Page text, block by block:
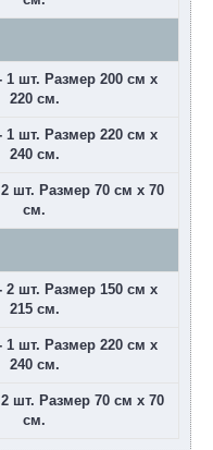
1 шт. Размер 200 см х
220 см.
1 шт. Размер 220 см х
240 см.
шт. Размер 70 см х 70
см.
2 шт. Размер 150 см х
215 см.
1 шт. Размер 220 см х
240 см.
шт. Размер 70 см х 70
см.